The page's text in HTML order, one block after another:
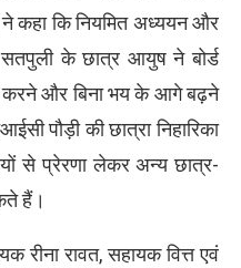
ने कहा कि नियमित अध्ययन और
के छात्र आयुष ने बोर्ड
करने और बिना भय के आगे बढ़ने
पौड़ी की छात्रा निहारिका
से प्रेरणा लेकर अन्य छात्र-
हैं।
रीना रावत, सहायक वित्त एवं